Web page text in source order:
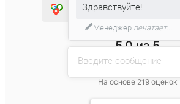
5.0 5.0
5.0из 5
На основе 219оценок
Введите сообщение
Здравствуйте!
Менеджер печатает...